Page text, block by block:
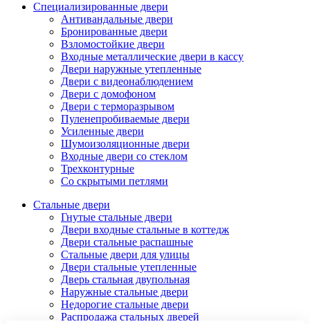
Специализированные двери
Антивандальные двери
Бронированные двери
Взломостойкие двери
Входные металлические двери в кассу
Двери наружные утепленные
Двери с видеонаблюдением
Двери с домофоном
Двери с терморазрывом
Пуленепробиваемые двери
Усиленные двери
Шумоизоляционные двери
Входные двери со стеклом
Трехконтурные
Со скрытыми петлями
Стальные двери
Гнутые стальные двери
Двери входные стальные в коттедж
Двери стальные распашные
Стальные двери для улицы
Двери стальные утепленные
Дверь стальная двупольная
Наружные стальные двери
Недорогие стальные двери
Распродажа стальных дверей